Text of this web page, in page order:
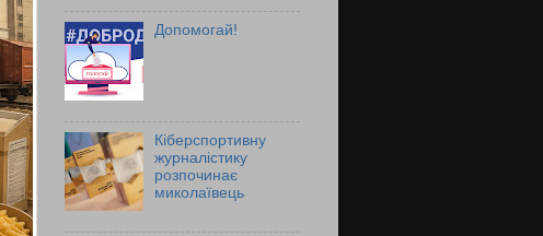
Допомогай!
Кіберспортивну
журналістику
розпочинає
миколаївець